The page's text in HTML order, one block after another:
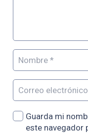
Guarda mi
este navegador